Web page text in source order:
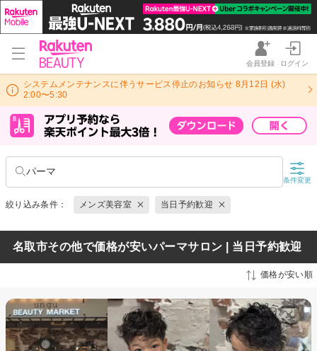
会員登録 ログイン
システムメンテナンスに伴うサービス停止のお知らせ 8月12日 (水)
2:00〜5:30
パーマ
条件変更
絞り込み条件： メンズ美容室 当日予約歓迎
名取市その他で価格が安いパーマサロン | 当日予約歓迎
価格が安い順